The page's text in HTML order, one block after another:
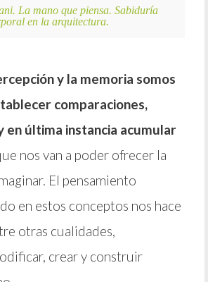
La mano que piensa. Sabiduría
en la arquitectura.
y la memoria somos
comparaciones,
en última instancia acumular
nos van a poder ofrecer la
El pensamiento
en estos conceptos nos hace
otras cualidades,
crear y construir